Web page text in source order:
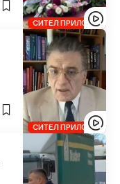
СИТЕЛ ПРИЛОЗИ
СИТЕЛ ПРИЛОЗИ